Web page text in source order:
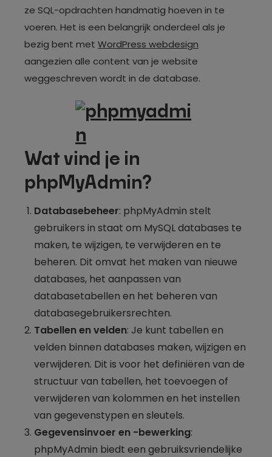
ze SQL-opdrachten handmatig hoeven in te
voeren. Het is een belangrijk onderdeel als je
bezig bent met WordPress webdesign
aangezien alle content van je website
weggeschreven wordt in de database.
Wat vind je in
phpMyAdmin?
Databasebeheer: phpMyAdmin stelt
gebruikers in staat om MySQL databases te
maken, te wijzigen, te verwijderen en te
beheren. Dit omvat het maken van nieuwe
databases, het aanpassen van
databasetabellen en het beheren van
databasegebruikersrechten.
Tabellen en velden: Je kunt tabellen en
velden binnen databases maken, wijzigen en
verwijderen. Dit is voor het definiëren van de
structuur van tabellen, het toevoegen of
verwijderen van kolommen en het instellen
van gegevenstypen en sleutels.
Gegevensinvoer en -bewerking:
phpMyAdmin biedt een gebruiksvriendelijke